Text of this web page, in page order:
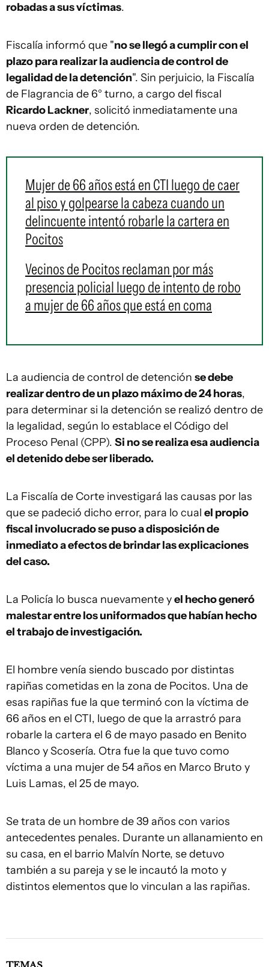
robadas a sus víctimas.
Fiscalía informó que "no se llegó a cumplir con el
plazo para realizar la audiencia de control de
legalidad de la detención". Sin perjuicio, la Fiscalía
de Flagrancia de 6° turno, a cargo del fiscal
Ricardo Lackner, solicitó inmediatamente una
nueva orden de detención.
Mujer de 66 años está en CTI luego de caer
al piso y golpearse la cabeza cuando un
delincuente intentó robarle la cartera en
Pocitos
Vecinos de Pocitos reclaman por más
presencia policial luego de intento de robo
a mujer de 66 años que está en coma
La audiencia de control de detención se debe
realizar dentro de un plazo máximo de 24 horas,
para determinar si la detención se realizó dentro de
la legalidad, según lo establace el Código del
Proceso Penal (CPP). Si no se realiza esa audiencia
el detenido debe ser liberado.
La Fiscalía de Corte investigará las causas por las
que se padeció dicho error, para lo cual el propio
fiscal involucrado se puso a disposición de
inmediato a efectos de brindar las explicaciones
del caso.
La Policía lo busca nuevamente yel hecho generó
malestar entre los uniformados que habían hecho
el trabajo de investigación.
El hombre venía siendo buscado por distintas
rapiñas cometidas en la zona de Pocitos. Una de
esas rapiñas fue la que terminó con la víctima de
66 años en el CTI, luego de que la arrastró para
robarle la cartera el 6 de mayo pasado en Benito
Blanco y Scosería. Otra fue la que tuvo como
víctima a una mujer de 54 años en Marco Bruto y
Luis Lamas, el 25 de mayo.
Se trata de un hombre de 39 años con varios
antecedentes penales. Durante un allanamiento en
su casa, en el barrio Malvín Norte, se detuvo
también a su pareja y se le incautó la moto y
distintos elementos que lo vinculan a las rapiñas.